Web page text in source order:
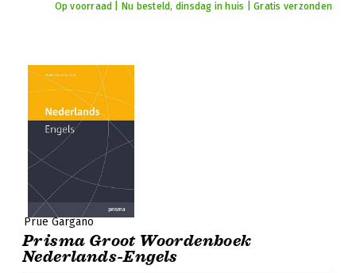
Op voorraad | Nu besteld, dinsdag in huis | Gratis verzonden
Prue Gargano
Prisma Groot Woordenboek
Nederlands-Engels